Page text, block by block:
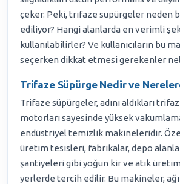
çeker. Peki, trifaze süpürgeler neden
ediliyor? Hangi alanlarda en verimli
kullanılabilirler? Ve kullanıcıların bu
seçerken dikkat etmesi gerekenler
Trifaze Süpürge Nedir ve
Trifaze süpürgeler, adını aldıkları
motorları sayesinde yüksek
endüstriyel temizlik makineleridir.
üretim tesisleri, fabrikalar, depo
şantiyeleri gibi yoğun kir ve atık
yerlerde tercih edilir. Bu makineler,